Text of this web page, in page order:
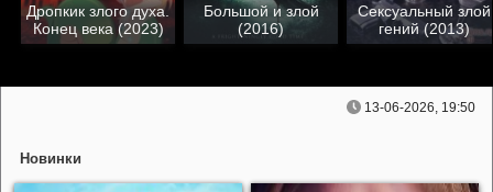
Дропкик злого духа.
Конец века (2023)
Большой и злой
(2016)
Сексуальный злой
гений (2013)
13-06-2026, 19:50
Новинки